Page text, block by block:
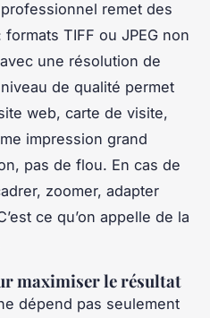
remet des
TIFF ou JPEG non
une résolution de
de qualité permet
web, carte de visite,
impression grand
pas de flou. En cas de
zoomer, adapter
ce qu’on appelle de la
maximiser le résultat
dépend pas seulement